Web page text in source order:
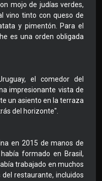
mojo de judías verdes,
vino tinto con queso de
y pimentón. Para el
es una orden obligada
el comedor del
impresionante vista de
un asiento en la terraza
del horizonte".
en 2015 de manos de
formado en Brasil,
trabajado en muchos
restaurante, incluidos